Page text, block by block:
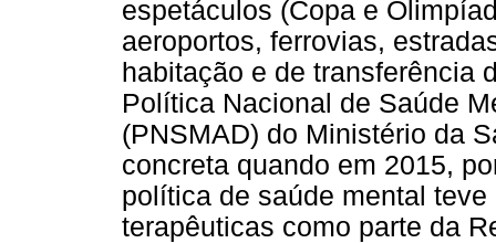
espetáculos (Copa e
aeroportos, ferrovias,
habitação e de transferência
Política Nacional de Saúde
(PNSMAD) do Ministério da
concreta quando em 2015,
política de saúde mental
terapêuticas como parte da